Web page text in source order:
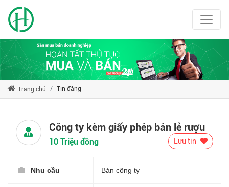
Trang chủ Tin đăng
Công ty kèm giấy phép bán lẻ rượu
10 Triệu đồng Lưu tin
Nhu cầu Bán công ty